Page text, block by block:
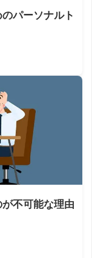
パーソナルト
が不可能な理由